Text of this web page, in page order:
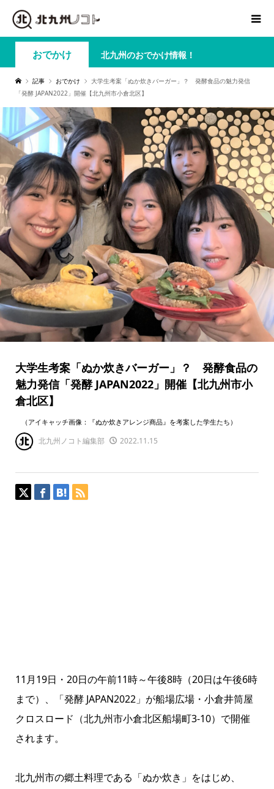
おでかけ 北九州のおでかけ情報！
記事 おでかけ
大学生考案「ぬか炊きバーガー」？ 発酵食品の魅力発信
「発酵 JAPAN2022」開催【北九州市小倉北区】
大学生考案「ぬか炊きバーガー」？ 発酵食品の
魅力発信「発酵 JAPAN2022」開催【北九州市小
倉北区】
（アイキャッチ画像：『ぬか炊きアレンジ商品』を考案した学生たち）
北九州ノコト編集部 2022.11.15
11月19日・20日の午前11時～午後8時（20日は午後6時
まで）、「発酵 JAPAN2022」が船場広場・小倉井筒屋
クロスロード（北九州市小倉北区船場町3-10）で開催
されます。
北九州市の郷土料理である「ぬか炊き」をはじめ、